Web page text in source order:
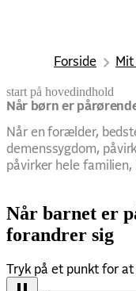
Forside
start på hovedindhold
Når børn er
Når en forælder,
demenssygdom,
påvirker hele familien,
senest opdateret 23. januar
Når barnet er
forandrer sig
Tryk på et punkt for at